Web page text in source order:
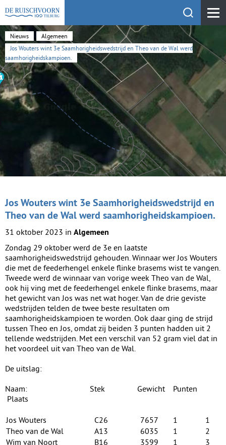
KEHV de Ruischvoorn Toon
Nieuws
Algemeen
Jos Wouters wint 3e Saamhorigheidswedstrijd en Theo van de Wal werd
saamhorigheidskampioen.
Jos Wouters wint 3e Saamhorigheidswedstrijd en
Theo van de Wal werd saamhorigheidskampioen.
31 oktober 2023 in Algemeen
Zondag 29 oktober werd de 3e en laatste
saamhorigheidswedstrijd gehouden. Winnaar wer Jos Wouters
die met de feederhengel enkele flinke brasems wist te vangen.
Tweede werd de winnaar van vorige week Theo van de Wal,
ook hij ving met de feederhengel enkele flinke brasems, maar
het gewicht van Jos was net wat hoger. Van de drie geviste
wedstrijden telden de twee beste resultaten om
saamhorigheidskampioen te worden. Ook daar ging de strijd
tussen Theo en Jos, omdat zij beiden 3 punten hadden uit 2
tellende wedstrijden. Met een verschil van 52 gram viel dat in
het voordeel uit van Theo van de Wal.
De uitslag:
Naam: Stek Gewicht Punten
Plaats
Jos Wouters C26 7657 1
1
Theo van de Wal
A13 6035 1
2
Wim van Noort
B16 3599 1
3